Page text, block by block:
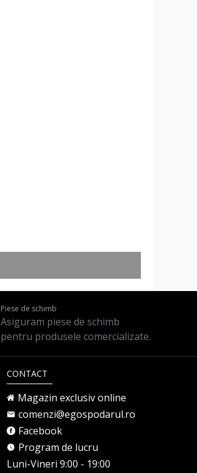
Piese de schimb
Asiguram piese de schimb
pentru produsele comercializate.
CONTACT
Magazin exclusiv online
comenzi@egospodarul.ro
Facebook
Program de lucru
Luni-Vineri 9:00 - 19:00